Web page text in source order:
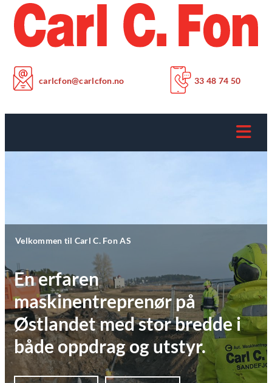
carlcfon@carlcfon.no 33 48 74 50
Velkommen til Carl C. Fon AS
En erfaren
maskinentreprenør på
Østlandet med stor bredde i
både oppdrag og utstyr.